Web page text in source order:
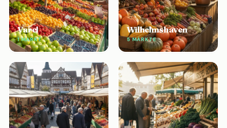
Varel
1 MARKT
Wilhelmshaven
5 MÄRKTE